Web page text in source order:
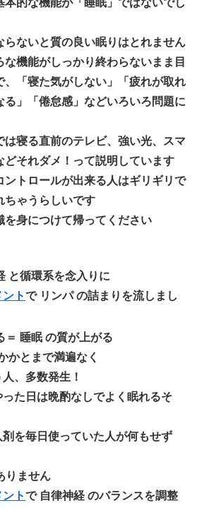
的な機能が「 睡眠」ではないでし
らないと質の良い眠りはとれません
な機能がしっかり終わらないまま目
、「寝た気がしない」「疲れが取れ
る」「倦怠感」などいろいろ問題に
は寝る直前のテレビ、強い光、スマ
どそれダメ！って説明しています
ントロールが出来る人はギリギリで
ちゃうらしいです
を身につけて帰ってください
と循環系を念入りに
ントで リンパ の詰まりを流しまし
＝ 睡眠 の質が上がる
かとまで満遍なく
、多数発生！
た日は晩酌なしでよく眠れるそ
を毎日使っていた人が何もせず
りません
ントで 自律神経 のバランスを調整